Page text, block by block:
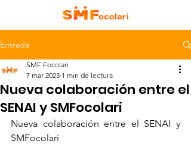
Entrada
Nueva colaboración entre el
SENAI y SMFocolari
SMF Focolari
7 mar 2023 1 min de lectura
Nueva colaboración entre el SENAI y
SMFocolari